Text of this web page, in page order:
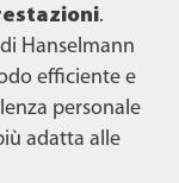
.
Hanselmann
efficiente e
personale
adatta alle